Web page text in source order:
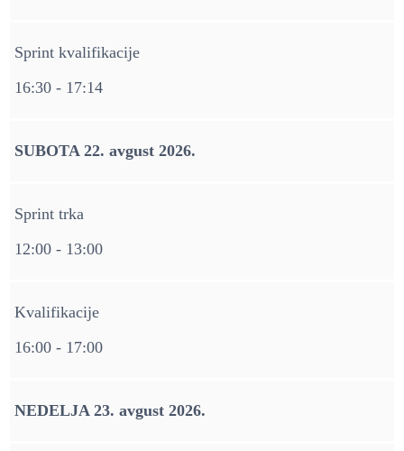
Sprint kvalifikacije
16:30 - 17:14
SUBOTA 22. avgust 2026.
Sprint trka
12:00 - 13:00
Kvalifikacije
16:00 - 17:00
NEDELJA 23. avgust 2026.